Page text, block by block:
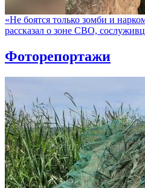
«Не боятся только зомби и
рассказал о зоне СВО,
Фоторепортажи